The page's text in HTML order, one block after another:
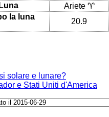
Ariete ♈
la luna
20.9
solare e lunare?
e Stati Uniti d'America
il 2015-06-29